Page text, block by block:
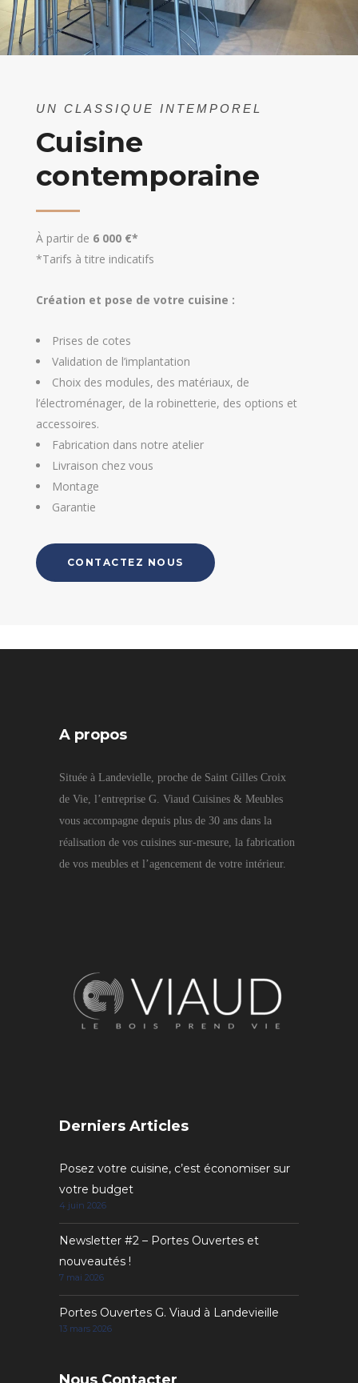
UN CLASSIQUE INTEMPOREL
Cuisine
contemporaine
À partir de 6 000 €*
*Tarifs à titre indicatifs
Création et pose de votre cuisine :
Prises de cotes
Validation de l’implantation
Choix des modules, des matériaux, de
l’électroménager, de la robinetterie, des options et
accessoires.
Fabrication dans notre atelier
Livraison chez vous
Montage
Garantie
CONTACTEZ NOUS
A propos
Située à Landevielle, proche de Saint Gilles Croix
de Vie, l’entreprise G. Viaud Cuisines & Meubles
vous accompagne depuis plus de 30 ans dans la
réalisation de vos cuisines sur-mesure, la fabrication
de vos meubles et l’agencement de votre intérieur.
Derniers Articles
Posez votre cuisine, c’est économiser sur
votre budget
4 juin 2026
Newsletter #2 – Portes Ouvertes et
nouveautés !
7 mai 2026
Portes Ouvertes G. Viaud à Landevieille
13 mars 2026